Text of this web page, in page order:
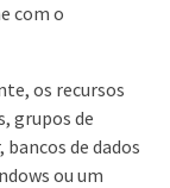
com o
os recursos
grupos de
de dados
ou um